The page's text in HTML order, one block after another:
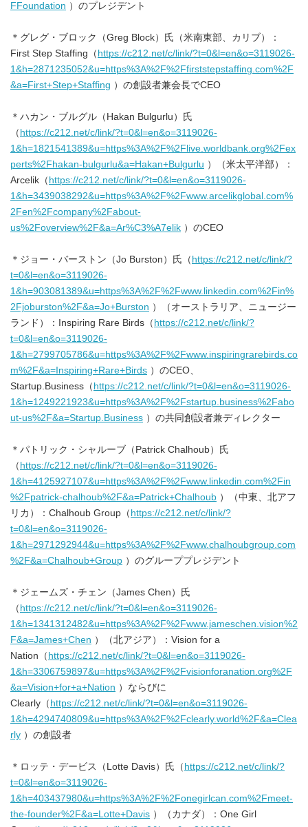
FFoundation ）のプレジデント
＊グレグ・ブロック（Greg Block）氏（米南東部、カリブ）：
First Step Staffing（ https://c212.net/c/link/?t=0&l=en&o=3119026-
1&h=2871235052&u=https%3A%2F%2Ffirststepstaffing.com%2F
&a=First+Step+Staffing ）の創設者兼会長でCEO
＊ハカン・ブルグル（Hakan Bulgurlu）氏
（ https://c212.net/c/link/?t=0&l=en&o=3119026-
1&h=1821541389&u=https%3A%2F%2Flive.worldbank.org%2Fex
perts%2Fhakan-bulgurlu&a=Hakan+Bulgurlu ）（米太平洋部）：
Arcelik（ https://c212.net/c/link/?t=0&l=en&o=3119026-
1&h=3439038292&u=https%3A%2F%2Fwww.arcelikglobal.com%
2Fen%2Fcompany%2Fabout-
us%2Foverview%2F&a=Ar%C3%A7elik ）のCEO
＊ジョー・バーストン（Jo Burston）氏（ https://c212.net/c/link/?
t=0&l=en&o=3119026-
1&h=903081389&u=https%3A%2F%2Fwww.linkedin.com%2Fin%
2Fjoburston%2F&a=Jo+Burston ）（オーストラリア、ニュージー
ランド）：Inspiring Rare Birds（ https://c212.net/c/link/?
t=0&l=en&o=3119026-
1&h=2799705786&u=https%3A%2F%2Fwww.inspiringrarebirds.co
m%2F&a=Inspiring+Rare+Birds ）のCEO、
Startup.Business（ https://c212.net/c/link/?t=0&l=en&o=3119026-
1&h=1249221923&u=https%3A%2F%2Fstartup.business%2Fabo
ut-us%2F&a=Startup.Business ）の共同創設者兼ディレクター
＊パトリック・シャルーブ（Patrick Chalhoub）氏
（ https://c212.net/c/link/?t=0&l=en&o=3119026-
1&h=4125927107&u=https%3A%2F%2Fwww.linkedin.com%2Fin
%2Fpatrick-chalhoub%2F&a=Patrick+Chalhoub ）（中東、北アフ
リカ）：Chalhoub Group（ https://c212.net/c/link/?
t=0&l=en&o=3119026-
1&h=2971292944&u=https%3A%2F%2Fwww.chalhoubgroup.com
%2F&a=Chalhoub+Group ）のグループプレジデント
＊ジェームズ・チェン（James Chen）氏
（ https://c212.net/c/link/?t=0&l=en&o=3119026-
1&h=1341312482&u=https%3A%2F%2Fwww.jameschen.vision%2
F&a=James+Chen ）（北アジア）：Vision for a
Nation（ https://c212.net/c/link/?t=0&l=en&o=3119026-
1&h=3306759897&u=https%3A%2F%2Fvisionforanation.org%2F
&a=Vision+for+a+Nation ）ならびに
Clearly（ https://c212.net/c/link/?t=0&l=en&o=3119026-
1&h=4294740809&u=https%3A%2F%2Fclearly.world%2F&a=Clea
rly ）の創設者
＊ロッテ・デービス（Lotte Davis）氏（ https://c212.net/c/link/?
t=0&l=en&o=3119026-
1&h=403437980&u=https%3A%2F%2Fonegirlcan.com%2Fmeet-
the-founder%2F&a=Lotte+Davis ）（カナダ）：One Girl